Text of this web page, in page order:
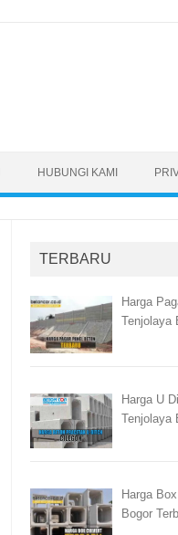
HUBUNGI KAMI
TERBARU
Harga
Tenjolaya
Harga U
Tenjolaya
Harga
Bogor